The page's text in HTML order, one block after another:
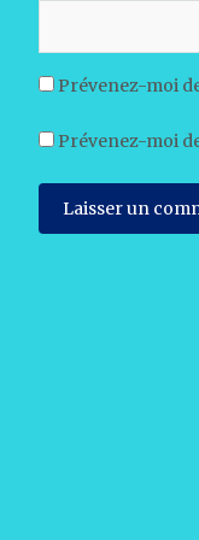
Prévenez-moi
Prévenez-moi